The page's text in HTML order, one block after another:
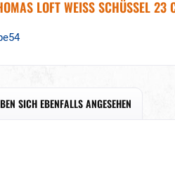
LOFT WEISS SCHÜSSEL 23
SICH EBENFALLS ANGESEHEN